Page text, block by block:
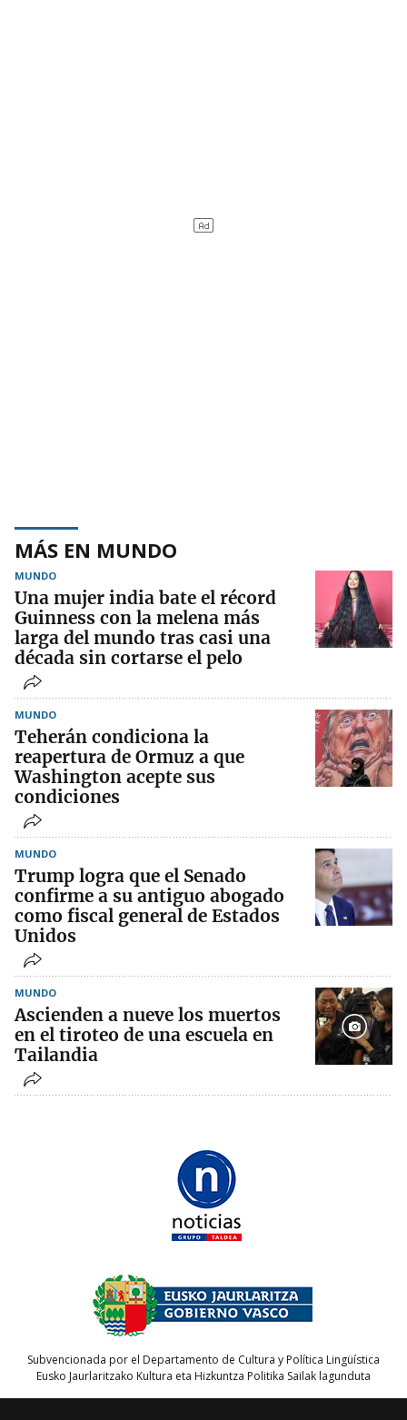
MÁS EN MUNDO
MUNDO
Una mujer india bate el récord
Guinness con la melena más
larga del mundo tras casi una
década sin cortarse el pelo
MUNDO
Teherán condiciona la
reapertura de Ormuz a que
Washington acepte sus
condiciones
MUNDO
Trump logra que el Senado
confirme a su antiguo abogado
como fiscal general de Estados
Unidos
MUNDO
Ascienden a nueve los muertos
en el tiroteo de una escuela en
Tailandia
Subvencionada por el Departamento de Cultura y Política Lingüística
Eusko Jaurlaritzako Kultura eta Hizkuntza Politika Sailak lagunduta